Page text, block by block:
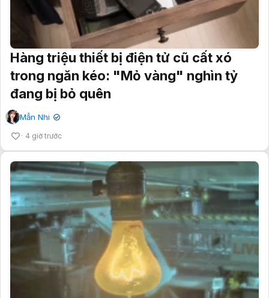
Hàng triệu thiết bị điện tử cũ cất xó
trong ngăn kéo: "Mỏ vàng" nghìn tỷ
đang bị bỏ quên
Mẫn Nhi ✔
4 giờ trước